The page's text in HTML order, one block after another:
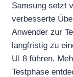
Samsung setzt
verbesserte
Anwender zur
langfristig zu
UI 8 führen.
Testphase